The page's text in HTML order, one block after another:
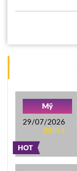
HOT
Mỹ
29/07/2026
08h54